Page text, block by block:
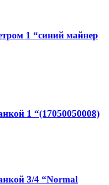
1 “синий майнер
1 “(17050050008)
3/4 “Normal